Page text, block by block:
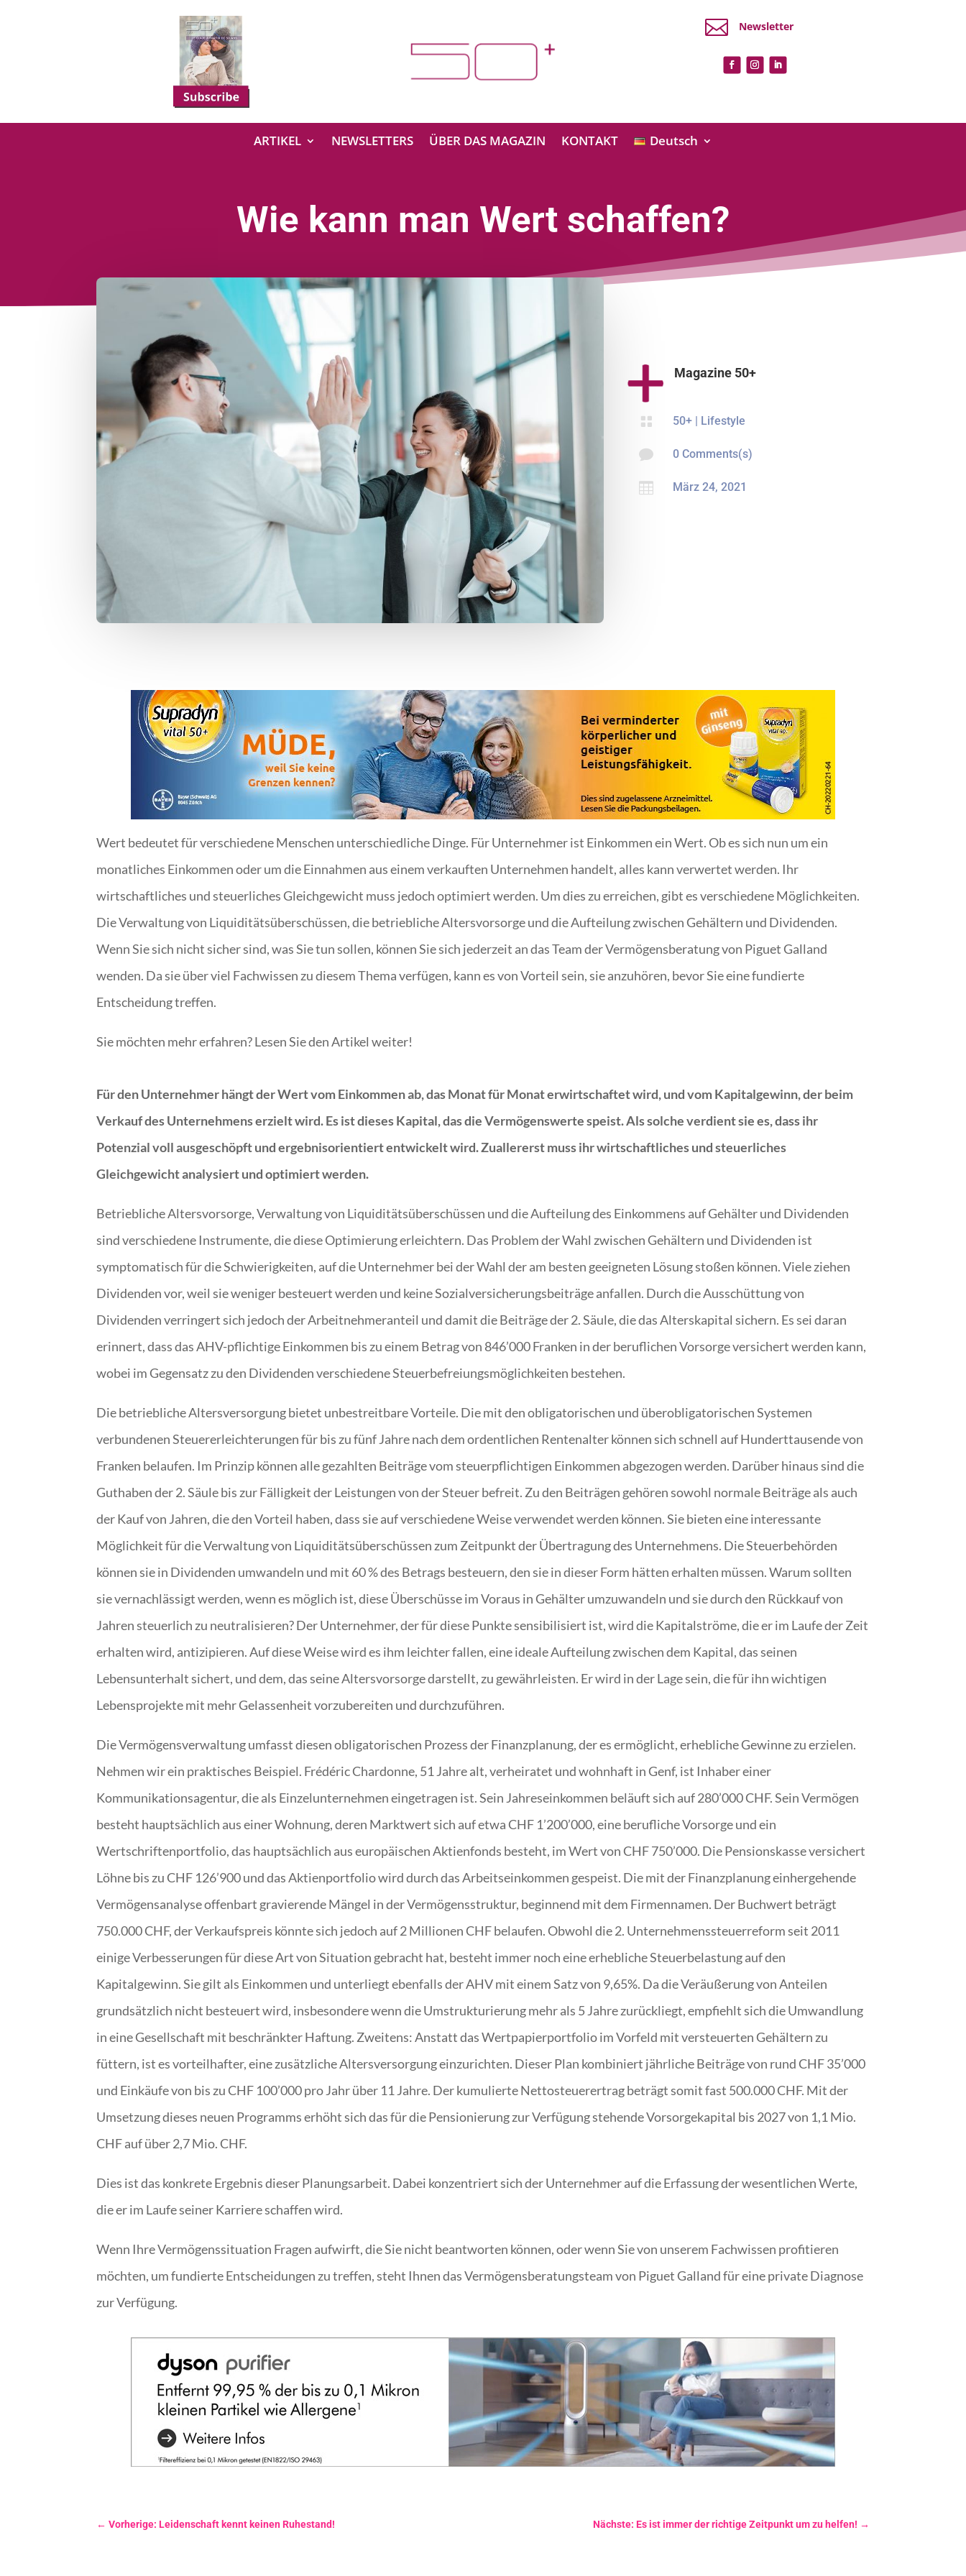
 Newsletter
ARTIKEL NEWSLETTERS ÜBER DAS MAGAZIN KONTAKT Deutsch
Wie kann man Wert schaffen?
Magazine 50+
 50+ | Lifestyle
 0 Comments(s)
 März 24, 2021
Wert bedeutet für verschiedene Menschen unterschiedliche Dinge. Für Unternehmer ist Einkommen ein Wert. Ob es sich nun um ein
monatliches Einkommen oder um die Einnahmen aus einem verkauften Unternehmen handelt, alles kann verwertet werden. Ihr
wirtschaftliches und steuerliches Gleichgewicht muss jedoch optimiert werden. Um dies zu erreichen, gibt es verschiedene Möglichkeiten.
Die Verwaltung von Liquiditätsüberschüssen, die betriebliche Altersvorsorge und die Aufteilung zwischen Gehältern und Dividenden.
Wenn Sie sich nicht sicher sind, was Sie tun sollen, können Sie sich jederzeit an das Team der Vermögensberatung von Piguet Galland
wenden. Da sie über viel Fachwissen zu diesem Thema verfügen, kann es von Vorteil sein, sie anzuhören, bevor Sie eine fundierte
Entscheidung treffen.
Sie möchten mehr erfahren? Lesen Sie den Artikel weiter!
Für den Unternehmer hängt der Wert vom Einkommen ab, das Monat für Monat erwirtschaftet wird, und vom Kapitalgewinn, der beim
Verkauf des Unternehmens erzielt wird. Es ist dieses Kapital, das die Vermögenswerte speist. Als solche verdient sie es, dass ihr
Potenzial voll ausgeschöpft und ergebnisorientiert entwickelt wird. Zuallererst muss ihr wirtschaftliches und steuerliches
Gleichgewicht analysiert und optimiert werden.
Betriebliche Altersvorsorge, Verwaltung von Liquiditätsüberschüssen und die Aufteilung des Einkommens auf Gehälter und Dividenden
sind verschiedene Instrumente, die diese Optimierung erleichtern. Das Problem der Wahl zwischen Gehältern und Dividenden ist
symptomatisch für die Schwierigkeiten, auf die Unternehmer bei der Wahl der am besten geeigneten Lösung stoßen können. Viele ziehen
Dividenden vor, weil sie weniger besteuert werden und keine Sozialversicherungsbeiträge anfallen. Durch die Ausschüttung von
Dividenden verringert sich jedoch der Arbeitnehmeranteil und damit die Beiträge der 2. Säule, die das Alterskapital sichern. Es sei daran
erinnert, dass das AHV-pflichtige Einkommen bis zu einem Betrag von 846’000 Franken in der beruflichen Vorsorge versichert werden kann,
wobei im Gegensatz zu den Dividenden verschiedene Steuerbefreiungsmöglichkeiten bestehen.
Die betriebliche Altersversorgung bietet unbestreitbare Vorteile. Die mit den obligatorischen und überobligatorischen Systemen
verbundenen Steuererleichterungen für bis zu fünf Jahre nach dem ordentlichen Rentenalter können sich schnell auf Hunderttausende von
Franken belaufen. Im Prinzip können alle gezahlten Beiträge vom steuerpflichtigen Einkommen abgezogen werden. Darüber hinaus sind die
Guthaben der 2. Säule bis zur Fälligkeit der Leistungen von der Steuer befreit. Zu den Beiträgen gehören sowohl normale Beiträge als auch
der Kauf von Jahren, die den Vorteil haben, dass sie auf verschiedene Weise verwendet werden können. Sie bieten eine interessante
Möglichkeit für die Verwaltung von Liquiditätsüberschüssen zum Zeitpunkt der Übertragung des Unternehmens. Die Steuerbehörden
können sie in Dividenden umwandeln und mit 60 % des Betrags besteuern, den sie in dieser Form hätten erhalten müssen. Warum sollten
sie vernachlässigt werden, wenn es möglich ist, diese Überschüsse im Voraus in Gehälter umzuwandeln und sie durch den Rückkauf von
Jahren steuerlich zu neutralisieren? Der Unternehmer, der für diese Punkte sensibilisiert ist, wird die Kapitalströme, die er im Laufe der Zeit
erhalten wird, antizipieren. Auf diese Weise wird es ihm leichter fallen, eine ideale Aufteilung zwischen dem Kapital, das seinen
Lebensunterhalt sichert, und dem, das seine Altersvorsorge darstellt, zu gewährleisten. Er wird in der Lage sein, die für ihn wichtigen
Lebensprojekte mit mehr Gelassenheit vorzubereiten und durchzuführen.
Die Vermögensverwaltung umfasst diesen obligatorischen Prozess der Finanzplanung, der es ermöglicht, erhebliche Gewinne zu erzielen.
Nehmen wir ein praktisches Beispiel. Frédéric Chardonne, 51 Jahre alt, verheiratet und wohnhaft in Genf, ist Inhaber einer
Kommunikationsagentur, die als Einzelunternehmen eingetragen ist. Sein Jahreseinkommen beläuft sich auf 280’000 CHF. Sein Vermögen
besteht hauptsächlich aus einer Wohnung, deren Marktwert sich auf etwa CHF 1’200’000, eine berufliche Vorsorge und ein
Wertschriftenportfolio, das hauptsächlich aus europäischen Aktienfonds besteht, im Wert von CHF 750’000. Die Pensionskasse versichert
Löhne bis zu CHF 126’900 und das Aktienportfolio wird durch das Arbeitseinkommen gespeist. Die mit der Finanzplanung einhergehende
Vermögensanalyse offenbart gravierende Mängel in der Vermögensstruktur, beginnend mit dem Firmennamen. Der Buchwert beträgt
750.000 CHF, der Verkaufspreis könnte sich jedoch auf 2 Millionen CHF belaufen. Obwohl die 2. Unternehmenssteuerreform seit 2011
einige Verbesserungen für diese Art von Situation gebracht hat, besteht immer noch eine erhebliche Steuerbelastung auf den
Kapitalgewinn. Sie gilt als Einkommen und unterliegt ebenfalls der AHV mit einem Satz von 9,65%. Da die Veräußerung von Anteilen
grundsätzlich nicht besteuert wird, insbesondere wenn die Umstrukturierung mehr als 5 Jahre zurückliegt, empfiehlt sich die Umwandlung
in eine Gesellschaft mit beschränkter Haftung. Zweitens: Anstatt das Wertpapierportfolio im Vorfeld mit versteuerten Gehältern zu
füttern, ist es vorteilhafter, eine zusätzliche Altersversorgung einzurichten. Dieser Plan kombiniert jährliche Beiträge von rund CHF 35’000
und Einkäufe von bis zu CHF 100’000 pro Jahr über 11 Jahre. Der kumulierte Nettosteuerertrag beträgt somit fast 500.000 CHF. Mit der
Umsetzung dieses neuen Programms erhöht sich das für die Pensionierung zur Verfügung stehende Vorsorgekapital bis 2027 von 1,1 Mio.
CHF auf über 2,7 Mio. CHF.
Dies ist das konkrete Ergebnis dieser Planungsarbeit. Dabei konzentriert sich der Unternehmer auf die Erfassung der wesentlichen Werte,
die er im Laufe seiner Karriere schaffen wird.
Wenn Ihre Vermögenssituation Fragen aufwirft, die Sie nicht beantworten können, oder wenn Sie von unserem Fachwissen profitieren
möchten, um fundierte Entscheidungen zu treffen, steht Ihnen das Vermögensberatungsteam von Piguet Galland für eine private Diagnose
zur Verfügung.
←Vorherige: Leidenschaft kennt keinen Ruhestand! Nächste: Es ist immer der richtige Zeitpunkt um zu helfen! →